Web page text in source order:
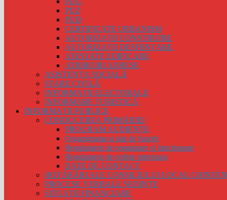
PUZ
PUD
CERTIFICATE URBANISM
AUTORIZAȚII CONSTRUIRE
AUTORIZAȚII DESFIINȚARE
ATESTATE EDIFICARE
ATRIBUIRI ADRESE
ASISTENȚA SOCIALĂ
STARE CIVILĂ
INFORMAȚII ELECTORALE
INFORMARE TURISTICĂ
INFORMAȚII PUBLICE
CONDUCEREA PRIMĂRIEI
PROGRAM AUDIENȚE
Organigrama si stat de functii
Regulament de organizare si functionare
Regulament de ordine interioara
DATE DE CONTACT
HOTĂRÂRI ALE CONSILIULUI LOCAL
PROCESE VERBALE ȘEDINȚE
SITUAȚII FINANCIARE